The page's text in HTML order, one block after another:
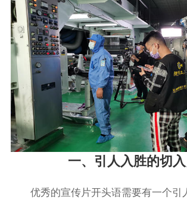
一、引人入胜的切
优秀的宣传片开头语需要有一个引